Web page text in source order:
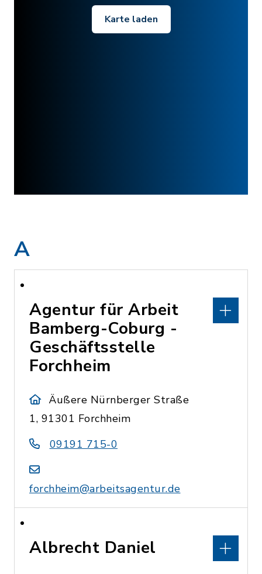
Karte laden
A
Agentur für Arbeit
Bamberg-Coburg -
Geschäftsstelle
Forchheim
Äußere Nürnberger Straße
1, 91301 Forchheim
09191 715-0
forchheim@arbeitsagentur.de
Albrecht Daniel